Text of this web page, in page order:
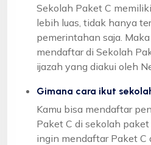
Sekolah Paket C
lebih luas, tidak hanya
pemerintahan saja.
mendaftar di Sekolah
ijazah yang diakui oleh
Gimana cara ikut
Kamu bisa mendaftar
Paket C di sekolah
ingin mendaftar Paket C